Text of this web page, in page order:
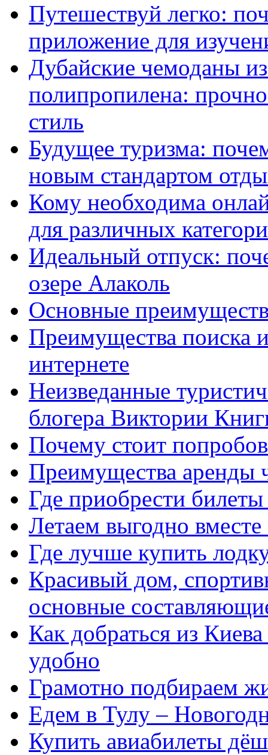
Путешествуй легко:
приложение для
Дубайские чемоданы
полипропилена:
стиль
Будущее туризма:
новым стандартом
Кому необходима
для различных
Идеальный отпуск:
озере Алаколь
Основные
Преимущества поиска
интернете
Неизведанные
блогера Виктории
Почему стоит
Преимущества аренды
Где приобрести билеты
Летаем выгодно
Где лучше купить
Красивый дом,
основные
Как добраться из
удобно
Грамотно подбираем
Едем в Тулу –
Купить авиабилеты